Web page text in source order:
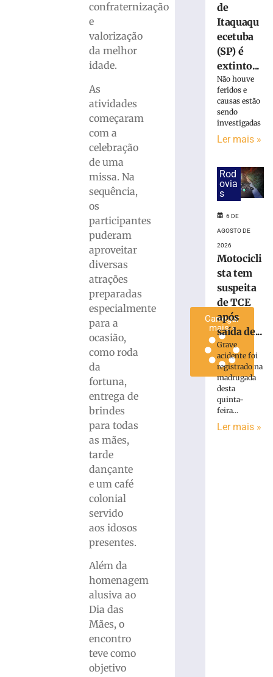
confraternização
e
valorização
da melhor
idade.
As
atividades
começaram
com a
celebração
de uma
missa. Na
sequência,
os
participantes
puderam
aproveitar
diversas
atrações
preparadas
especialmente
para a
ocasião,
como roda
da
fortuna,
entrega de
brindes
para todas
as mães,
tarde
dançante
e um café
colonial
servido
aos idosos
presentes.
Além da
homenagem
alusiva ao
Dia das
Mães, o
encontro
teve como
objetivo
Sábado
programação
especial
Carregar
mais »
de
Itaquaqu
ecetuba
(SP) é
extinto...
Não houve
feridos e
causas estão
sendo
investigadas
Ler mais »
Rod
ovia
s
6 DE
AGOSTO DE
2026
Motocicli
sta tem
suspeita
de TCE
após
saída de...
Grave
acidente foi
registrado na
madrugada
desta
quinta-
feira...
Ler mais »